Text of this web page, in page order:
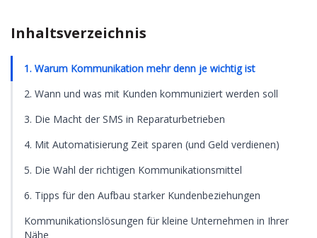
Inhaltsverzeichnis
1. Warum Kommunikation mehr denn je wichtig ist
2. Wann und was mit Kunden kommuniziert werden soll
3. Die Macht der SMS in Reparaturbetrieben
4. Mit Automatisierung Zeit sparen (und Geld verdienen)
5. Die Wahl der richtigen Kommunikationsmittel
6. Tipps für den Aufbau starker Kundenbeziehungen
Kommunikationslösungen für kleine Unternehmen in Ihrer
Nähe